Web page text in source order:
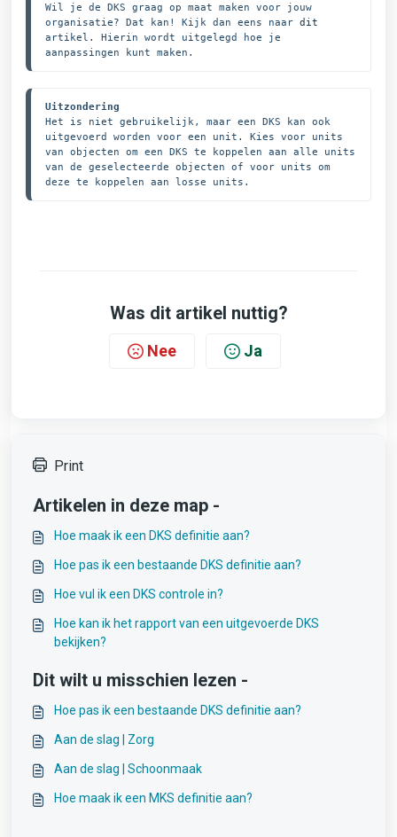
Wil je de DKS graag op maat maken voor jouw
organisatie? Dat kan! Kijk dan eens naar dit
artikel. Hierin wordt uitgelegd hoe je
aanpassingen kunt maken.
Uitzondering
Het is niet gebruikelijk, maar een DKS kan ook
uitgevoerd worden voor een unit. Kies voor units
van objecten om een DKS te koppelen aan alle units
van de geselecteerde objecten of voor units om
deze te koppelen aan losse units.
Was dit artikel nuttig?
Nee Ja
Print
Artikelen in deze map -
Hoe maak ik een DKS definitie aan?
Hoe pas ik een bestaande DKS definitie aan?
Hoe vul ik een DKS controle in?
Hoe kan ik het rapport van een uitgevoerde DKS
bekijken?
Dit wilt u misschien lezen -
Hoe pas ik een bestaande DKS definitie aan?
Aan de slag | Zorg
Aan de slag | Schoonmaak
Hoe maak ik een MKS definitie aan?